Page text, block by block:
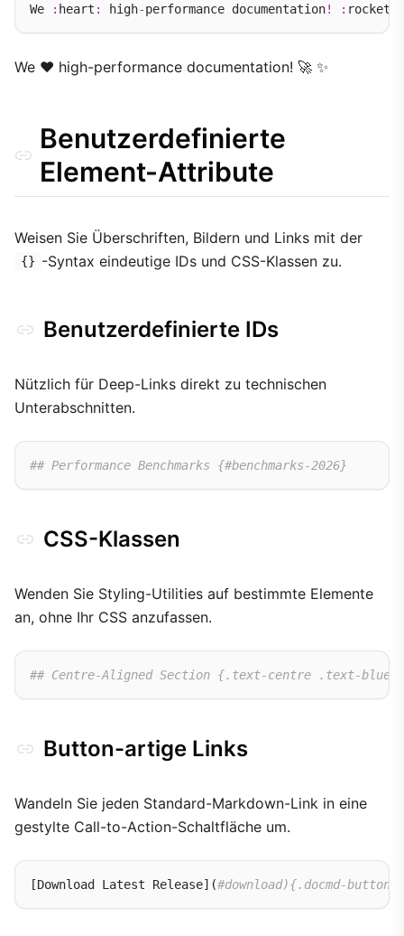
We : heart : high-performance documentation! : rocket
We ❤️ high-performance documentation! 🚀 ✨
Benutzerdefinierte
Element-Attribute
Weisen Sie Überschriften, Bildern und Links mit der
{} -Syntax eindeutige IDs und CSS-Klassen zu.
Benutzerdefinierte IDs
Nützlich für Deep-Links direkt zu technischen
Unterabschnitten.
## Performance Benchmarks {#benchmarks-2026}
CSS-Klassen
Wenden Sie Styling-Utilities auf bestimmte Elemente
an, ohne Ihr CSS anzufassen.
## Centre-Aligned Section {.text-centre .text-blue}
Button-artige Links
Wandeln Sie jeden Standard-Markdown-Link in eine
gestylte Call-to-Action-Schaltfläche um.
[Download Latest Release](#download){.docmd-button}